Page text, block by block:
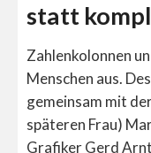
statt
Zahlenkolonnen
Menschen aus.
gemeinsam mit
späteren Frau)
Grafiker Gerd